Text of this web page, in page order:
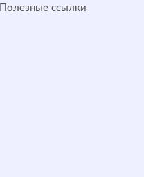
Полезные ссылки